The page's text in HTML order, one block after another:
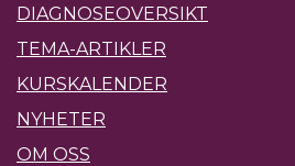
DIAGNOSEOVERSIKT
TEMA-ARTIKLER
KURSKALENDER
NYHETER
OM OSS